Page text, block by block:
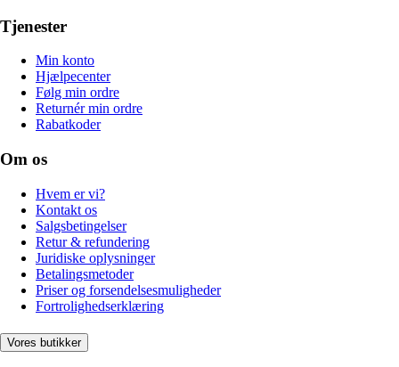
Tjenester
Min konto
Hjælpecenter
Følg min ordre
Returnér min ordre
Rabatkoder
Om os
Hvem er vi?
Kontakt os
Salgsbetingelser
Retur & refundering
Juridiske oplysninger
Betalingsmetoder
Priser og forsendelsesmuligheder
Fortrolighedserklæring
Vores butikker